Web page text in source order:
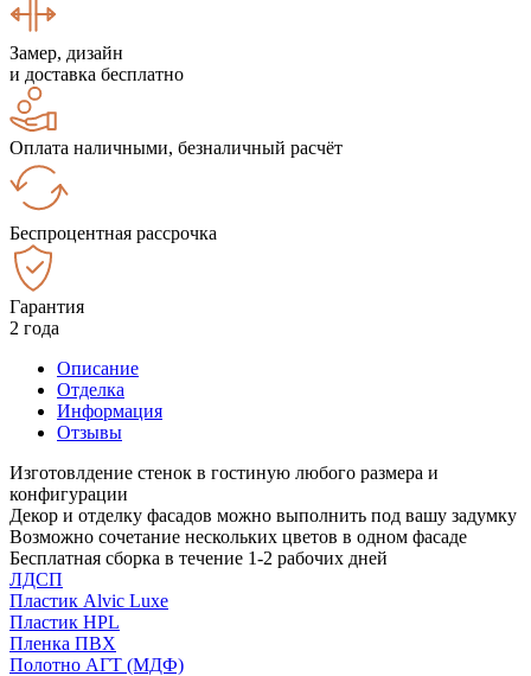
Замер, дизайн
и доставка бесплатно
Оплата наличными, безналичный расчёт
Беспроцентная рассрочка
Гарантия
2 года
Описание
Отделка
Информация
Отзывы
Изготовлдение стенок в гостиную любого размера и
конфигурации
Декор и отделку фасадов можно выполнить под вашу задумку
Возможно сочетание нескольких цветов в одном фасаде
Бесплатная сборка в течение 1-2 рабочих дней
ЛДСП
Пластик Alvic Luxe
Пластик HPL
Пленка ПВХ
Полотно АГТ (МДФ)